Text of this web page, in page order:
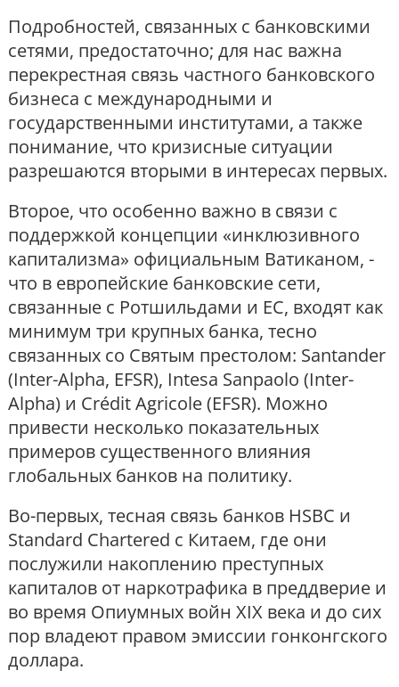
Подробностей, связанных с банковскими
сетями, предостаточно; для нас важна
перекрестная связь частного банковского
бизнеса с международными и
государственными институтами, а также
понимание, что кризисные ситуации
разрешаются вторыми в интересах первых.
Второе, что особенно важно в связи с
поддержкой концепции «инклюзивного
капитализма» официальным Ватиканом, -
что в европейские банковские сети,
связанные с Ротшильдами и ЕС, входят как
минимум три крупных банка, тесно
связанных со Святым престолом: Santander
(Inter-Alpha, EFSR), Intesa Sanpaolo (Inter-
Alpha) и Crédit Agricole (EFSR). Можно
привести несколько показательных
примеров существенного влияния
глобальных банков на политику.
Во-первых, тесная связь банков HSBC и
Standard Chartered с Китаем, где они
послужили накоплению преступных
капиталов от наркотрафика в преддверие и
во время Опиумных войн XIX века и до сих
пор владеют правом эмиссии гонконгского
доллара.